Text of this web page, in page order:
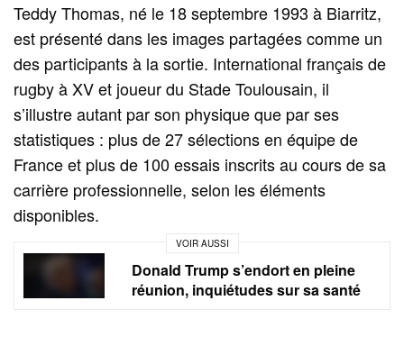
Teddy Thomas, né le 18 septembre 1993 à Biarritz,
est présenté dans les images partagées comme un
des participants à la sortie. International français de
rugby à XV et joueur du Stade Toulousain, il
s’illustre autant par son physique que par ses
statistiques : plus de 27 sélections en équipe de
France et plus de 100 essais inscrits au cours de sa
carrière professionnelle, selon les éléments
disponibles.
VOIR AUSSI
Donald Trump s’endort en pleine
réunion, inquiétudes sur sa santé